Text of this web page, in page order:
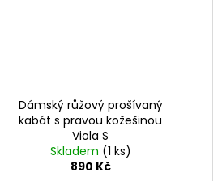
Dámský růžový prošívaný
kabát s pravou kožešinou
Viola S
Skladem (1 ks)
890 Kč